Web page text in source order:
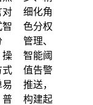
对
智
操
式
易
普
细化角
色分权
管理、
智能阈
值告警
推送，
构建起